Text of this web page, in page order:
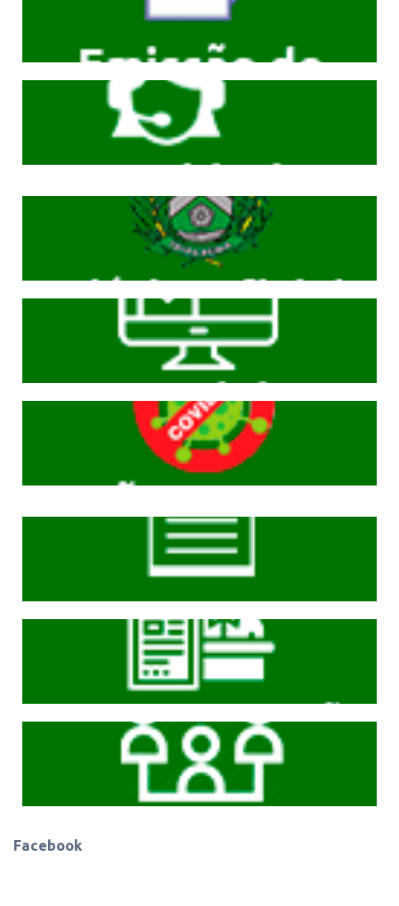
Cliqeu aqui
Cliqeu aqui
Cliqeu aqui
Cliqeu aqui
Cliqeu aqui
Cliqeu aqui
Cliqeu aqui
Cliqeu aqui
Facebook